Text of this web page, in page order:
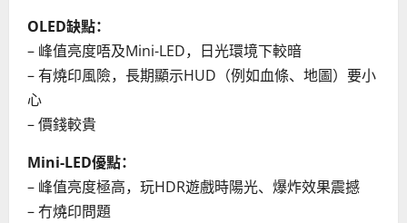
OLED缺點：
– 峰值亮度唔及Mini-LED，日光環境下較暗
– 有燒印風險，長期顯示HUD（例如血條、地圖）要小
心
– 價錢較貴
Mini-LED優點：
– 峰值亮度極高，玩HDR遊戲時陽光、爆炸效果震撼
– 冇燒印問題